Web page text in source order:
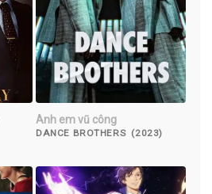
Anh em vũ công
DANCE BROTHERS (2023)